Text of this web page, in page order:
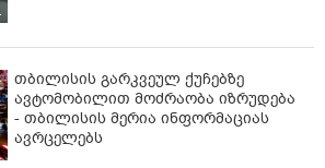
თბილისის გარკვეულ ქუჩებზე
ავტომობილით მოძრაობა იზრუდება
- თბილისის მერია ინფორმაციას
ავრცელებს